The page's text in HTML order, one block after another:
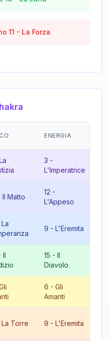
11 - La Forza
ENERGIA
3 -
L'Imperatrice
Il Matto
12 -
L'Appeso
La
9 - L'Eremita
Il
15 - Il
Diavolo
6 - Gli
Amanti
La Torre 9 - L'Eremita